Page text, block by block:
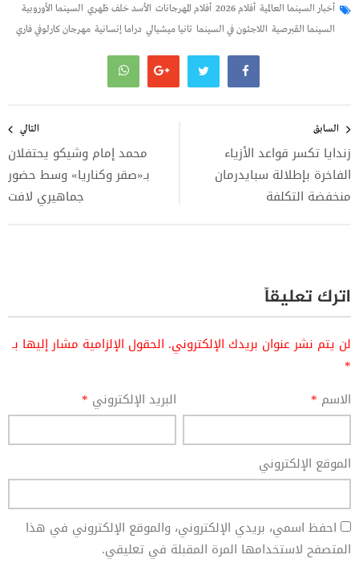
أخبار السينما العالمية أفلام 2026 أفلام المهرجانات الأسد خلف ظهري السينما الأوروبية
السينما القبرصية اللاجئون في السينما تانيا ميشيالي دراما إنسانية مهرجان كارلوفي فاري
المقالات
السابق
زندايا تكسر قواعد الأزياء
الفاخرة بإطلالة سبايدرمان
منخفضة التكلفة
التالي
محمد إمام وشيكو يحتفلان
بـ«صقر وكناريا» وسط حضور
جماهيري لافت
اترك تعليقاً
لن يتم نشر عنوان بريدك الإلكتروني. الحقول الإلزامية مشار إليها بـ
*
الاسم * البريد الإلكتروني *
الموقع الإلكتروني
احفظ اسمي، بريدي الإلكتروني، والموقع الإلكتروني في هذا
المتصفح لاستخدامها المرة المقبلة في تعليقي.